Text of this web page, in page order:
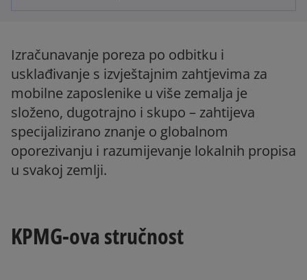
Izračunavanje poreza po odbitku i
usklađivanje s izvještajnim zahtjevima za
mobilne zaposlenike u više zemalja je
složeno, dugotrajno i skupo – zahtijeva
specijalizirano znanje o globalnom
oporezivanju i razumijevanje lokalnih propisa
u svakoj zemlji.
KPMG-ova stručnost